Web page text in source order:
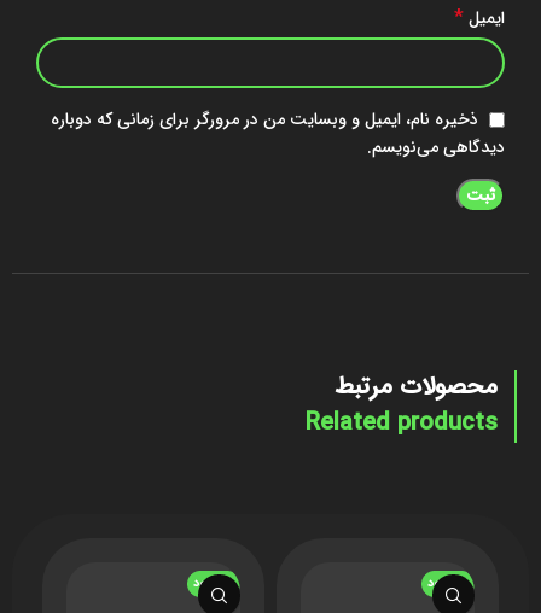
ایمیل*
ذخیره نام، ایمیل و وبسایت من در مرورگر برای زمانی که دوباره
دیدگاهی می‌نویسم.
محصولات مرتبط
Related products
ناموجود ناموجود